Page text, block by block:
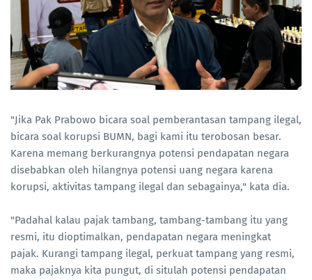
"Jika Pak Prabowo bicara soal pemberantasan tampang ilegal,
bicara soal korupsi BUMN, bagi kami itu terobosan besar.
Karena memang berkurangnya potensi pendapatan negara
disebabkan oleh hilangnya potensi uang negara karena
korupsi, aktivitas tampang ilegal dan sebagainya," kata dia.
"Padahal kalau pajak tambang, tambang-tambang itu yang
resmi, itu dioptimalkan, pendapatan negara meningkat
pajak. Kurangi tampang ilegal, perkuat tampang yang resmi,
maka pajaknya kita pungut, di situlah potensi pendapatan